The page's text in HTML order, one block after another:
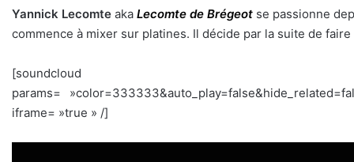
Yannick Lecomte aka Lecomte de Brégeot se passionne
commence à mixer sur platines. Il décide par la suite de
[soundcloud url=
params=
iframe= »true » /]